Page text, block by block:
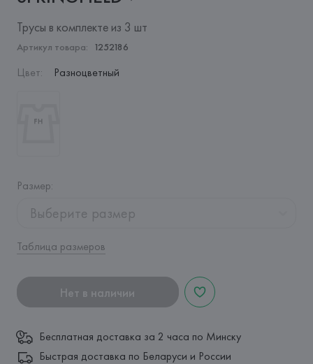
Трусы в комплекте из 3 шт
Артикул товара: 1252186
Цвет: Разноцветный
Размер:
Выберите размер
Таблица размеров
Нет в наличии
Бесплатная доставка за 2 часа по Минску
Быстрая доставка по Беларуси и России